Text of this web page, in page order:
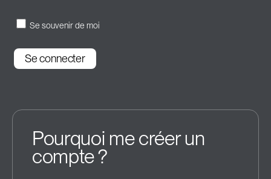
Se souvenir de moi
Se connecter
Pourquoi me créer un
compte ?